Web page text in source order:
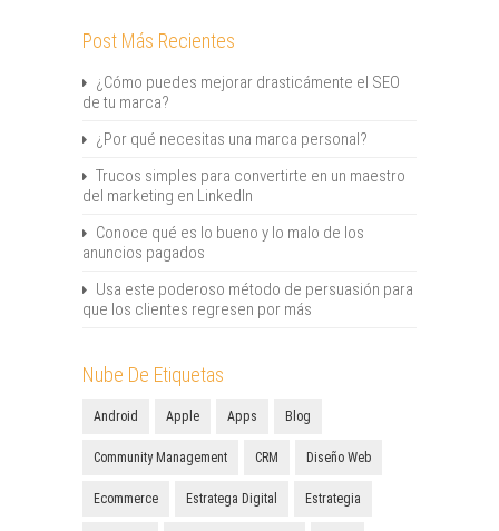
Post Más Recientes
¿Cómo puedes mejorar drasticámente el SEO
de tu marca?
¿Por qué necesitas una marca personal?
Trucos simples para convertirte en un maestro
del marketing en LinkedIn
Conoce qué es lo bueno y lo malo de los
anuncios pagados
Usa este poderoso método de persuasión para
que los clientes regresen por más
Nube De Etiquetas
Android Apple Apps Blog
Community Management CRM Diseño Web
Ecommerce Estratega Digital Estrategia